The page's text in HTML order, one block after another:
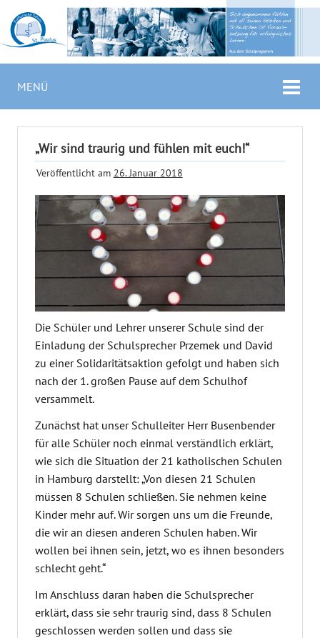
MENÜ
„Wir sind traurig und fühlen mit euch!“
Veröffentlicht am 26. Januar 2018
Die Schüler und Lehrer unserer Schule sind der
Einladung der Schulsprecher Przemek und David
zu einer Solidaritätsaktion gefolgt und haben sich
nach der 1. großen Pause auf dem Schulhof
versammelt.
Zunächst hat unser Schulleiter Herr Busenbender
für alle Schüler noch einmal verständlich erklärt,
wie sich die Situation der 21 katholischen Schulen
in Hamburg darstellt: „Von diesen 21 Schulen
müssen 8 Schulen schließen. Sie nehmen keine
Kinder mehr auf. Wir sorgen uns um die Freunde,
die wir an diesen anderen Schulen haben. Wir
wollen bei ihnen sein, jetzt, wo es ihnen besonders
schlecht geht.“
Im Anschluss daran haben die Schulsprecher
erklärt, dass sie sehr traurig sind, dass 8 Schulen
geschlossen werden sollen und dass sie